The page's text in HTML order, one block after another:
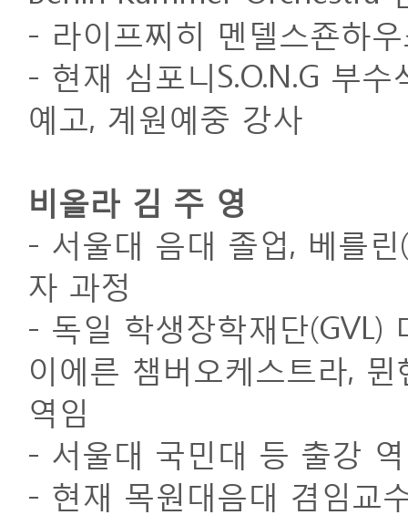
- 라이프찌히 멘델스죤하
- 현재 심포니S.O.N.G 부
예고, 계원예중 강사
비올라 김 주 영
- 서울대 음대 졸업, 베를
자 과정
- 독일 학생장학재단(GVL)
이에른 챔버오케스트라,
역임
- 서울대 국민대 등 출강
- 현재 목원대음대 겸임교